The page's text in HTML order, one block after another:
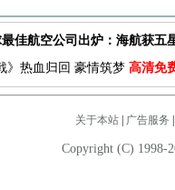
最佳航空公司出炉：海航获五
》热血归回 豪情筑梦 高清免
关于本站| 广告服务
Copyright (C) 1998-